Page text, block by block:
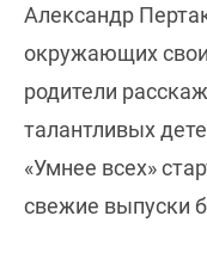
Александр
окружающих
родители
талантливых
«Умнее всех»
свежие выпуски